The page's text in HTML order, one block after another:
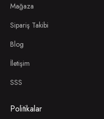
Mağaza
Sipariş Takibi
Blog
İletişim
SSS
Politikalar